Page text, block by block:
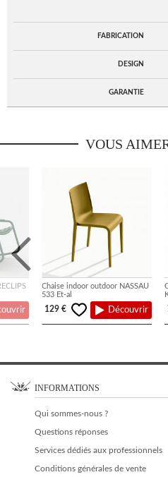
FABRICATION
DESIGN
GARANTIE
VOUS
Chaise indoor outdoor NASSAU
533 Et-al
129 € Découvrir
INFORMATIONS
Qui sommes-nous ?
Questions réponses
Services dédiés aux professionnels
Conditions générales de vente